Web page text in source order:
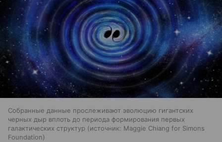
Собранные данные прослеживают эволюцию гигантских
черных дыр вплоть до периода формирования первых
галактических структур
источник: Maggie Chiang for Simons
Foundation